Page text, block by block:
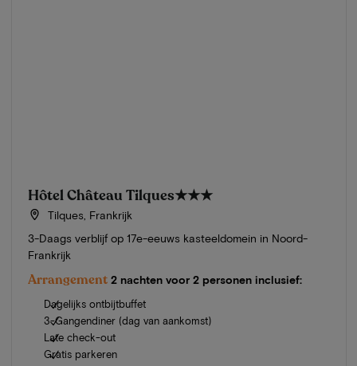
Hôtel Château Tilques★★★
Tilques, Frankrijk
3-Daags verblijf op 17e-eeuws kasteeldomein in Noord-
Frankrijk
Arrangement 2 nachten voor 2 personen inclusief:
Dagelijks ontbijtbuffet
3-Gangendiner (dag van aankomst)
Late check-out
Gratis parkeren